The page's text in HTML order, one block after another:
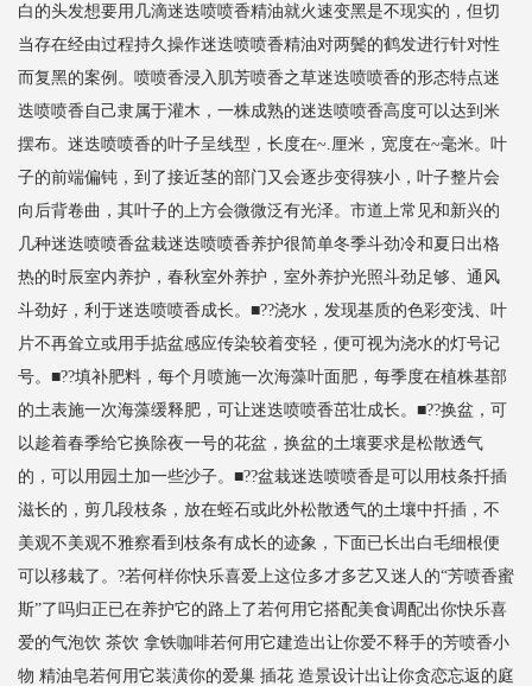
白的头发想要用几滴迷迭喷喷香精油就火速变黑是不现实的，但切
当存在经由过程持久操作迷迭喷喷香精油对两鬓的鹤发进行针对性
而复黑的案例。喷喷香浸入肌芳喷香之草迷迭喷喷香的形态特点迷
迭喷喷香自己隶属于灌木，一株成熟的迷迭喷喷香高度可以达到米
摆布。迷迭喷喷香的叶子呈线型，长度在~.厘米，宽度在~毫米。叶
子的前端偏钝，到了接近茎的部门又会逐步变得狭小，叶子整片会
向后背卷曲，其叶子的上方会微微泛有光泽。市道上常见和新兴的
几种迷迭喷喷香盆栽迷迭喷喷香养护很简单冬季斗劲冷和夏日出格
热的时辰室内养护，春秋室外养护，室外养护光照斗劲足够、通风
斗劲好，利于迷迭喷喷香成长。■??浇水，发现基质的色彩变浅、叶
片不再耸立或用手掂盆感应传染较着变轻，便可视为浇水的灯号记
号。■??填补肥料，每个月喷施一次海藻叶面肥，每季度在植株基部
的土表施一次海藻缓释肥，可让迷迭喷喷香茁壮成长。■??换盆，可
以趁着春季给它换除夜一号的花盆，换盆的土壤要求是松散透气
的，可以用园土加一些沙子。■??盆栽迷迭喷喷香是可以用枝条扦插
滋长的，剪几段枝条，放在蛭石或此外松散透气的土壤中扦插，不
美观不美观不雅察看到枝条有成长的迹象，下面已长出白毛细根便
可以移栽了。?若何样你快乐喜爱上这位多才多艺又迷人的“芳喷香蜜
斯”了吗归正已在养护它的路上了若何用它搭配美食调配出你快乐喜
爱的气泡饮 茶饮 拿铁咖啡若何用它建造出让你爱不释手的芳喷香小
物 精油皂若何用它装潢你的爱巢 插花 造景设计出让你贪恋忘返的庭